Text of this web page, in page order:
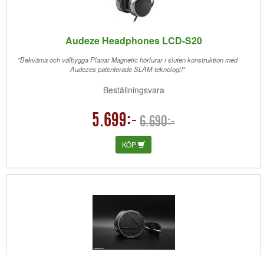
Audeze Headphones LCD-S20
"Bekväma och välbygga Planar Magnetic hörlurar i sluten konstruktion med
Audezes patenterade SLAM-teknologi!"
Beställningsvara
5.699:- 6.690:-
KÖP